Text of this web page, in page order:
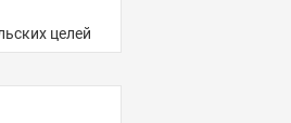
целей